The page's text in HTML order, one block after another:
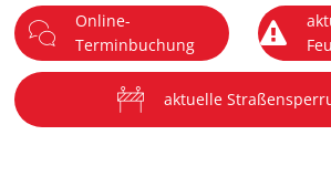
Menü
Online-
Terminbuchung
aktuelle